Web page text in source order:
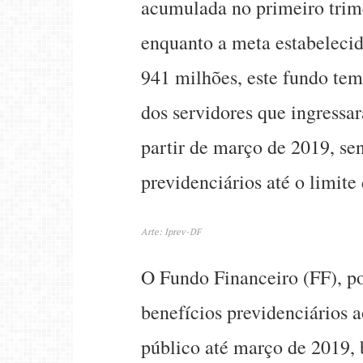
acumulada no primeiro
enquanto a meta
941 milhões, este fundo
dos servidores que
partir de março de 2019,
previdenciários até o limite
Arte: Iprev-DF
O Fundo Financeiro (FF),
benefícios previdenciários
público até março de 2019,